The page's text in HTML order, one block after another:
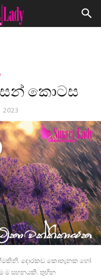
කොටස
2023
දොරකඩ කොතැනක හෝ
ම සහනයකි. තුහින